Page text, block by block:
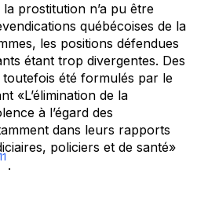
prostitution n’a pu être
québécoises de la
les positions défendues
étant trop divergentes. Des
été formulés par le
«L’élimination de la
à l’égard des
dans leurs rapports
policiers et de santé»
.